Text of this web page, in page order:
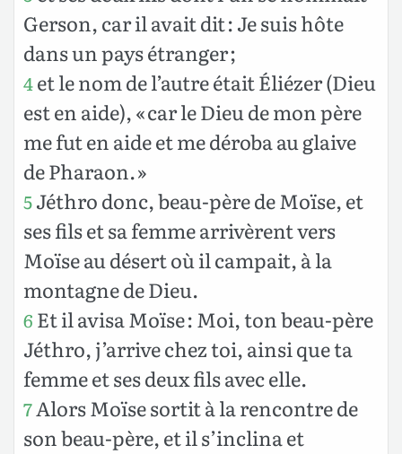
Gerson, car il avait dit : Je suis hôte
dans un pays étranger ;
4et le nom de l’autre était Éliézer (Dieu
est en aide), « car le Dieu de mon père
me fut en aide et me déroba au glaive
de Pharaon. »
5Jéthro donc, beau-père de Moïse, et
ses fils et sa femme arrivèrent vers
Moïse au désert où il campait, à la
montagne de Dieu.
6 Et il avisa Moïse : Moi, ton beau-père
Jéthro, j’arrive chez toi, ainsi que ta
femme et ses deux fils avec elle.
7Alors Moïse sortit à la rencontre de
son beau-père, et il s’inclina et